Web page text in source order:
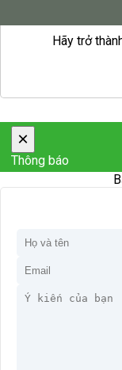
Hãy trở
×
Thông báo